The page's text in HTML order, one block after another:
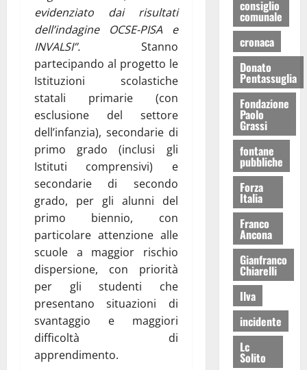
evidenziato dai risultati
dell’indagine OCSE-PISA e
INVALSI”. Stanno
partecipando al progetto le
Istituzioni scolastiche
statali primarie (con
esclusione del settore
dell’infanzia), secondarie di
primo grado (inclusi gli
Istituti comprensivi) e
secondarie di secondo
grado, per gli alunni del
primo biennio, con
particolare attenzione alle
scuole a maggior rischio
dispersione, con priorità
per gli studenti che
presentano situazioni di
svantaggio e maggiori
difficoltà di
apprendimento.
consiglio
comunale
cronaca
Donato
Pentassuglia
Fondazione
Paolo
Grassi
fontane
pubbliche
Forza
Italia
Franco
Ancona
Gianfranco
Chiarelli
Ilva
incidente
Lc
Solito